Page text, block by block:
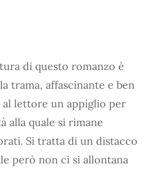
di questo romanzo è
trama, affascinante e ben
lettore un appiglio per
alla quale si rimane
Si tratta di un distacco
però non ci si allontana